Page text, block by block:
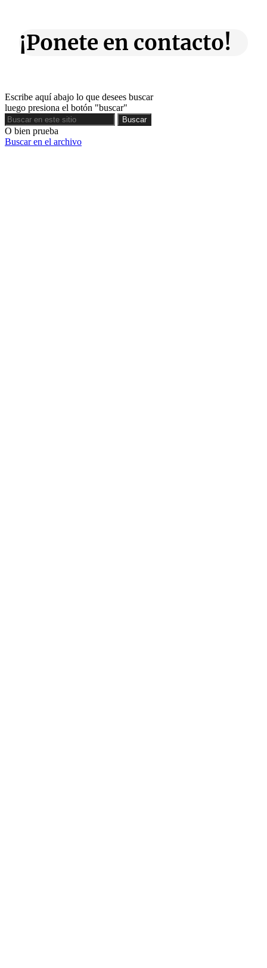
¡Ponete en contacto!
Escribe aquí abajo lo que desees buscar
luego presiona el botón "buscar"
Buscar
Buscar
O bien prueba
Buscar en el archivo